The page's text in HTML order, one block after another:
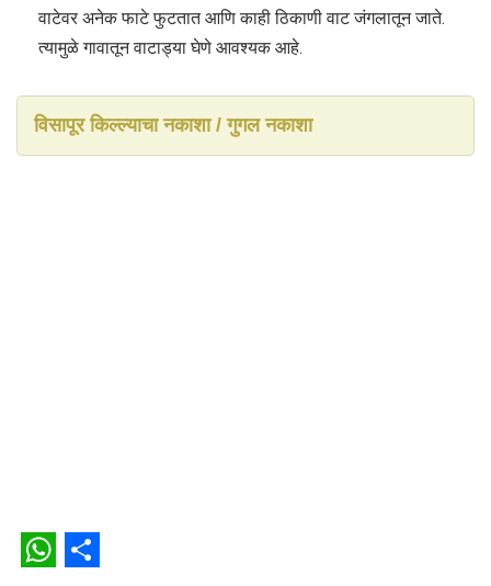
वाटेवर अनेक फाटे फुटतात आणि काही ठिकाणी वाट जंगलातून जाते.
त्यामुळे गावातून वाटाड्या घेणे आवश्यक आहे.
विसापूर किल्ल्याचा नकाशा / गुगल नकाशा